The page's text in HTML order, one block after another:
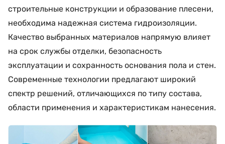
строительные конструкции и образование плесени,
необходима надежная система гидроизоляции.
Качество выбранных материалов напрямую влияет
на срок службы отделки, безопасность
эксплуатации и сохранность основания пола и стен.
Современные технологии предлагают широкий
спектр решений, отличающихся по типу состава,
области применения и характеристикам нанесения.